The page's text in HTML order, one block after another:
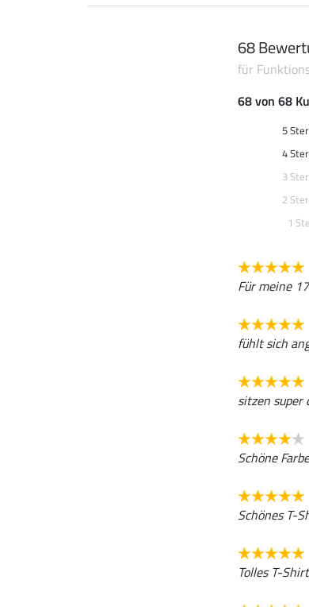
68
für
68 von 68
5
4
3
2
1
Für meine
fühlt sich
sitzen super
Schöne
Schönes T-
Tolles T-